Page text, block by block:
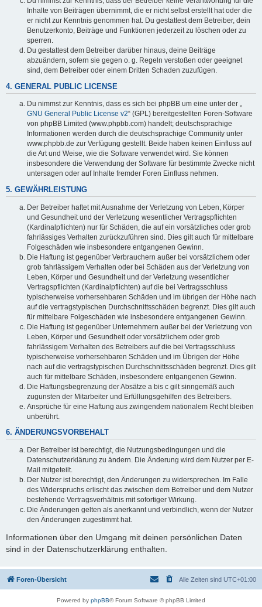
Inhalte von Beiträgen übernimmt, die er nicht selbst erstellt hat oder die
er nicht zur Kenntnis genommen hat. Du gestattest dem Betreiber, dein
Benutzerkonto, Beiträge und Funktionen jederzeit zu löschen oder zu
sperren.
Du gestattest dem Betreiber darüber hinaus, deine Beiträge
abzuändern, sofern sie gegen o. g. Regeln verstoßen oder geeignet
sind, dem Betreiber oder einem Dritten Schaden zuzufügen.
4. GENERAL PUBLIC LICENSE
Du nimmst zur Kenntnis, dass es sich bei phpBB um eine unter der „
GNU General Public License v2“ (GPL) bereitgestellten Foren-Software
von phpBB Limited (www.phpbb.com) handelt; deutschsprachige
Informationen werden durch die deutschsprachige Community unter
www.phpbb.de zur Verfügung gestellt. Beide haben keinen Einfluss auf
die Art und Weise, wie die Software verwendet wird. Sie können
insbesondere die Verwendung der Software für bestimmte Zwecke nicht
untersagen oder auf Inhalte fremder Foren Einfluss nehmen.
5. GEWÄHRLEISTUNG
Der Betreiber haftet mit Ausnahme der Verletzung von Leben, Körper
und Gesundheit und der Verletzung wesentlicher Vertragspflichten
(Kardinalpflichten) nur für Schäden, die auf ein vorsätzliches oder grob
fahrlässiges Verhalten zurückzuführen sind. Dies gilt auch für mittelbare
Folgeschäden wie insbesondere entgangenen Gewinn.
Die Haftung ist gegenüber Verbrauchern außer bei vorsätzlichem oder
grob fahrlässigem Verhalten oder bei Schäden aus der Verletzung von
Leben, Körper und Gesundheit und der Verletzung wesentlicher
Vertragspflichten (Kardinalpflichten) auf die bei Vertragsschluss
typischerweise vorhersehbaren Schäden und im übrigen der Höhe nach
auf die vertragstypischen Durchschnittsschäden begrenzt. Dies gilt auch
für mittelbare Folgeschäden wie insbesondere entgangenen Gewinn.
Die Haftung ist gegenüber Unternehmern außer bei der Verletzung von
Leben, Körper und Gesundheit oder vorsätzlichem oder grob
fahrlässigem Verhalten des Betreibers auf die bei Vertragsschluss
typischerweise vorhersehbaren Schäden und im Übrigen der Höhe
nach auf die vertragstypischen Durchschnittsschäden begrenzt. Dies gilt
auch für mittelbare Schäden, insbesondere entgangenen Gewinn.
Die Haftungsbegrenzung der Absätze a bis c gilt sinngemäß auch
zugunsten der Mitarbeiter und Erfüllungsgehilfen des Betreibers.
Ansprüche für eine Haftung aus zwingendem nationalem Recht bleiben
unberührt.
6. ÄNDERUNGSVORBEHALT
Der Betreiber ist berechtigt, die Nutzungsbedingungen und die
Datenschutzerklärung zu ändern. Die Änderung wird dem Nutzer per E-
Mail mitgeteilt.
Der Nutzer ist berechtigt, den Änderungen zu widersprechen. Im Falle
des Widerspruchs erlischt das zwischen dem Betreiber und dem Nutzer
bestehende Vertragsverhältnis mit sofortiger Wirkung.
Die Änderungen gelten als anerkannt und verbindlich, wenn der Nutzer
den Änderungen zugestimmt hat.
Informationen über den Umgang mit deinen persönlichen Daten
sind in der Datenschutzerklärung enthalten.
Foren-Übersicht Alle Zeiten sind UTC+01:00
Powered by phpBB® Forum Software © phpBB Limited